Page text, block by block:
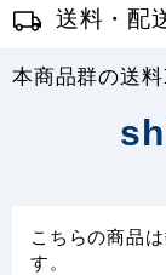
送料・配
本商品群の送
こちらの商品
す。